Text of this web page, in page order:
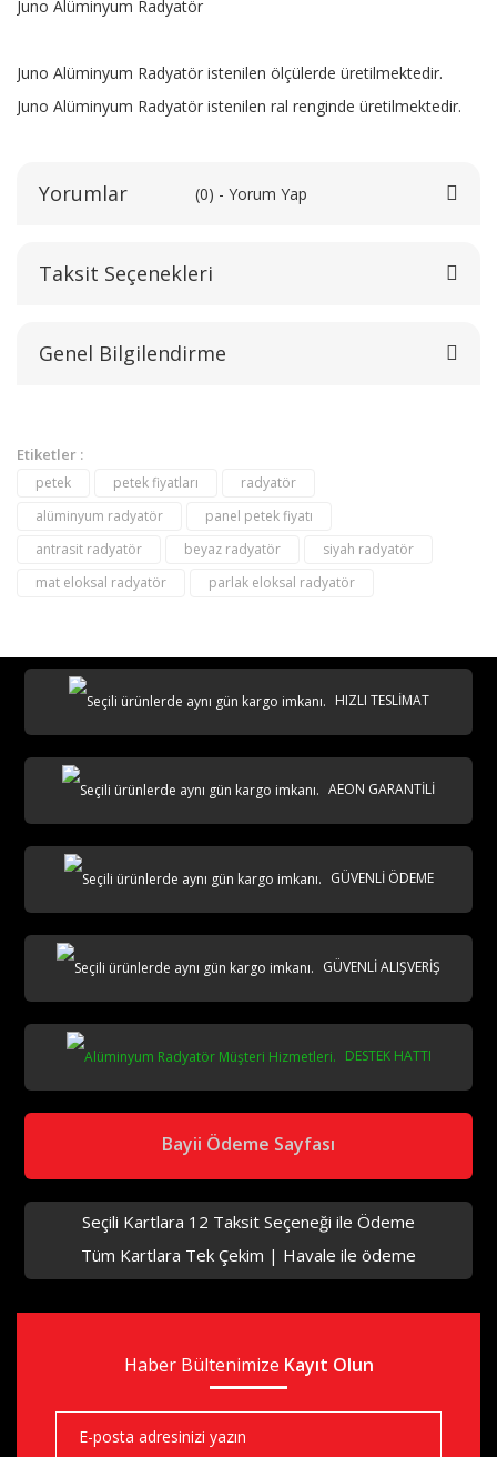
Juno Alüminyum Radyatör
Juno Alüminyum Radyatör istenilen ölçülerde üretilmektedir.
Juno Alüminyum Radyatör istenilen ral renginde üretilmektedir.
Yorumlar (0) - Yorum Yap
Bu ürüne ilk yorumu siz yapın!
Yorum Yaz
Taksit Seçenekleri
Genel Bilgilendirme
aks
Etiketler :
petek petek fiyatları
radyatör
alüminyum radyatör
panel petek fiyatı
antrasit radyatör
beyaz radyatör
siyah radyatör
mat eloksal radyatör
parlak eloksal radyatör
HIZLI TESLİMAT
AEON GARANTİLİ
GÜVENLİ ÖDEME
GÜVENLİ ALIŞVERİŞ
DESTEK HATTI
Bayii Ödeme Sayfası
Seçili Kartlara 12 Taksit Seçeneği ile Ödeme
Tüm Kartlara Tek Çekim | Havale ile ödeme
Haber Bültenimize Kayıt Olun